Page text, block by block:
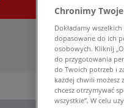
Chronimy
Dokładamy
dopasowane do ich
osobowych. Kliknij
do przygotowania
do Twoich potrzeb i
każdej chwili możesz
chcesz otrzymywać
wszystkie”. W celu